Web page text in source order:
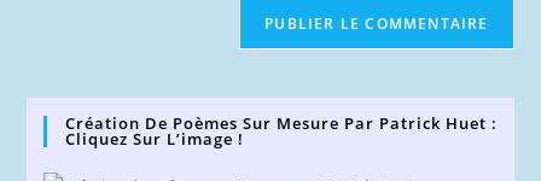
Création De Poèmes Sur Mesure Par Patrick Huet :
Cliquez Sur L’image !